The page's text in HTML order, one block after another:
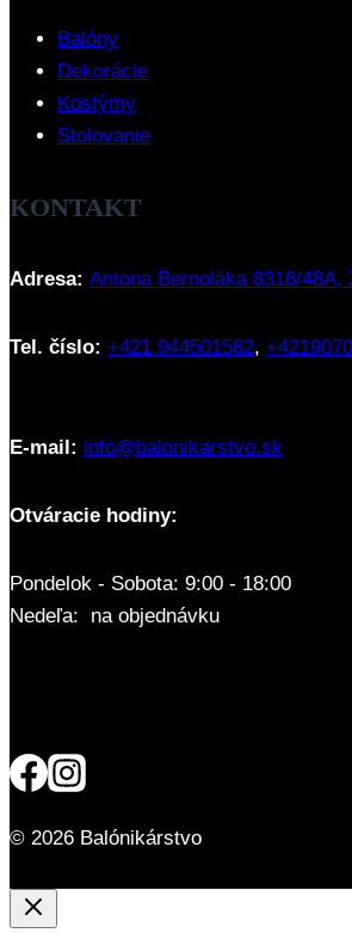
Balóny
Dekorácie
Kostýmy
Stolovanie
KONTAKT
Adresa: Antona Bernoláka 8316/48A,
Tel. číslo: +421 944501582,
E-mail: info@balonikarstvo.sk
Otváracie hodiny:
Pondelok - Sobota: 9:00 - 18:00
Nedeľa: na objednávku
© 2026 Balónikárstvo